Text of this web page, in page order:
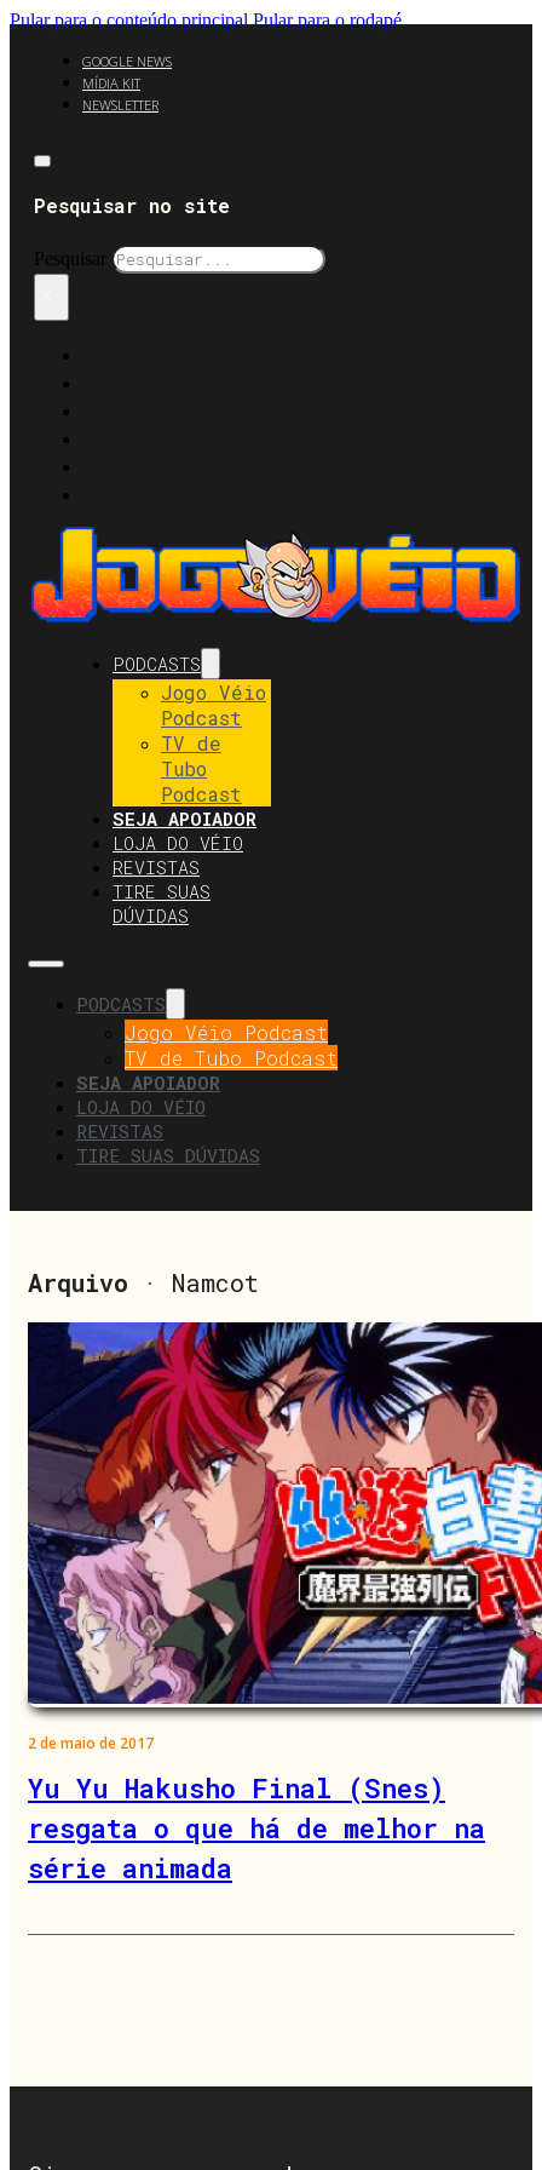
Pular para o conteúdo principal Pular para o rodapé
GOOGLE NEWS
MÍDIA KIT
NEWSLETTER
Pesquisar no site
Pesquisar
PODCASTS
Jogo Véio
Podcast
TV de
Tubo
Podcast
SEJA APOIADOR
LOJA DO VÉIO
REVISTAS
TIRE SUAS
DÚVIDAS
PODCASTS
Jogo Véio Podcast
TV de Tubo Podcast
SEJA APOIADOR
LOJA DO VÉIO
REVISTAS
TIRE SUAS DÚVIDAS
Arquivo · Namcot
2 de maio de 2017
Yu Yu Hakusho Final (Snes)
resgata o que há de melhor na
série animada